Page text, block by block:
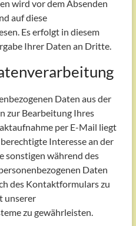
wird vor dem Absenden
auf diese
Es erfolgt in diesem
Ihrer Daten an Dritte.
Daten aus der
zur Bearbeitung Ihres
per E-Mail liegt
Interesse an der
sonstigen während des
Daten
des Kontaktformulars zu
unserer
zu gewährleisten.